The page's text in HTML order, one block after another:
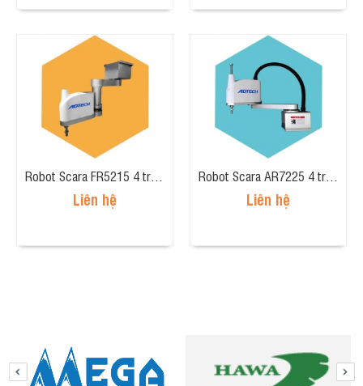
Liên hệ Liên hệ